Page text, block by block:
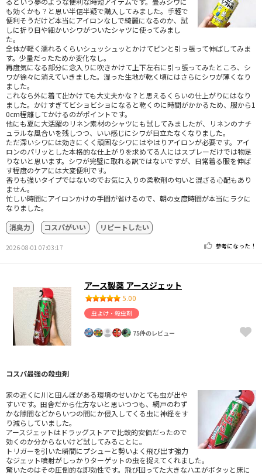
も効くかも？と思い半信半疑で購入してみました。手軽で
便利そうだけど本当にアイロンなしで綺麗になるのか、試
しに折り目や細かいシワがついたシャツに使ってみまし
た。
全体が軽く濡れるくらいシュッシュッとかけてピンと引っ張って伸ばしてみま
す。少量だったためか変化なし。
再度気になる部分に念入りに吹きかけて上下左右に引っ張ってみたところ、シ
ワが徐々に消えていきました。湿った生地が乾く頃にはさらにシワが薄くなり
ました。
これなら外に着て出かけても大丈夫かな？と思えるくらいの仕上がりにはなり
ました。かけすぎてビショビショになると乾くのに時間がかかるため、服から1
0cm程離してかけるのがポイントです。
他にも夏に大活躍のリネン素材のシャツにも試してみましたが、リネンのナチ
ュラルな風合いを残しつつ、いい感じにシワが目立たなくなりました。
ただ深いシワには効きにくく頑固なシワにはやはりアイロンが必要です。アイ
ロンのパリッとした本格的な仕上がりを求めてる人にはスプレーだけでは物足
りないと思います。シワが完璧に取れる訳ではないですが、日常着る服を伸ば
す程度のケアには大変便利です。
香りも強いタイプではないのでお気に入りの柔軟剤の匂いと混ざる心配もあり
ません。
忙しい時間にアイロンかけの手間が省けるので、朝の支度時間が本当にラクに
なりました。
消臭力
コスパがいい リピートしたい
2026-08-01 07:03:17 参考になった！
アース製薬 アースジェット
5.00
虫よけ・殺虫剤
75件のレビュー
コスパ最強の殺虫剤
家の近くに川と田んぼがある環境のせいかとても虫が出や
すいです。田舎だから仕方ないと思いつつも、網戸のわず
かな隙間などからいつの間にか侵入してくる虫に神経をす
り減らしていました。
アースジェットはドラッグストアで比較的安価だったので
効くのか分からないけど試してみることに。
トリガーを引いた瞬間にプシューと勢いよく飛び出す強力
なジェット噴射がしっかりターゲットの虫を捉えてくれました。
驚いたのはその圧倒的な即効性です。飛び回ってた大きなハエがポタッと床に